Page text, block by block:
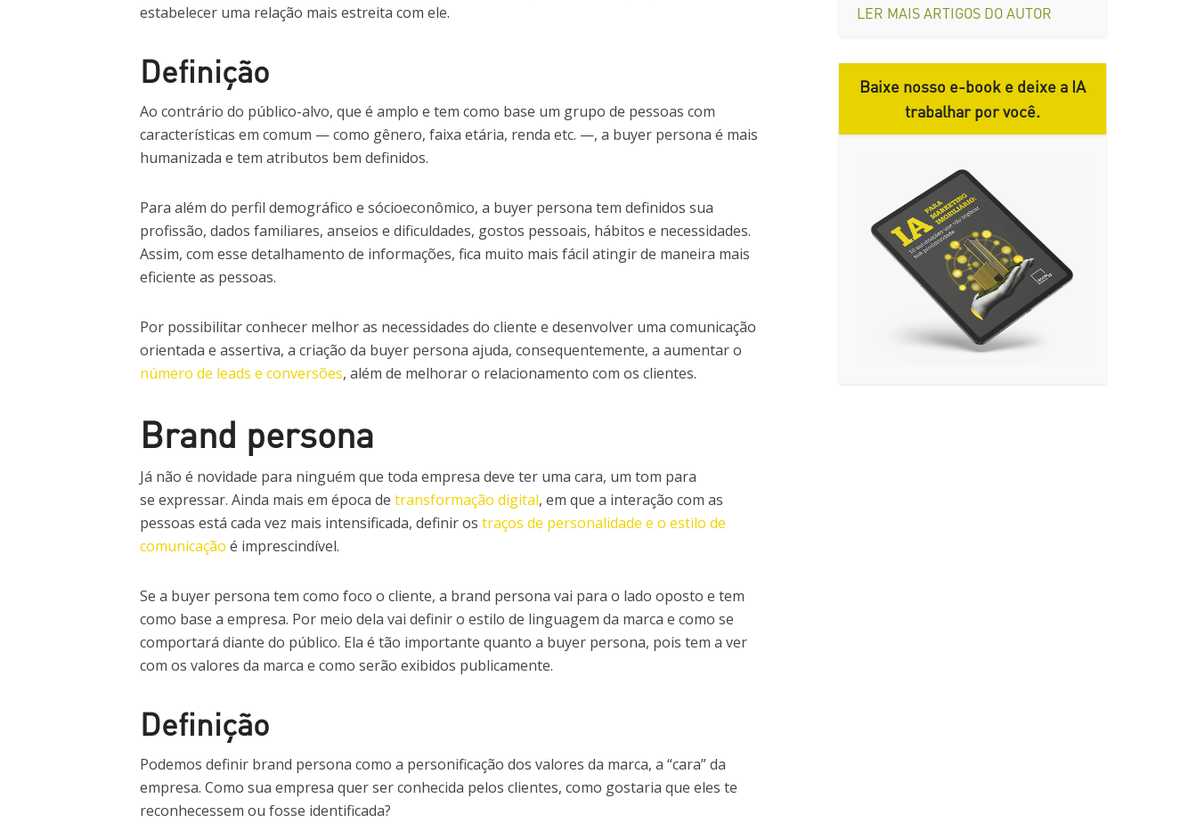
estabelecer uma relação mais estreita com ele.
Definição
Ao contrário do público-alvo, que é amplo e tem como base um grupo de pessoas com
características em comum — como gênero, faixa etária, renda etc. —, a buyer persona é mais
humanizada e tem atributos bem definidos.
Para além do perfil demográfico e sócioeconômico, a buyer persona tem definidos sua
profissão, dados familiares, anseios e dificuldades, gostos pessoais, hábitos e necessidades.
Assim, com esse detalhamento de informações, fica muito mais fácil atingir de maneira mais
eficiente as pessoas.
Por possibilitar conhecer melhor as necessidades do cliente e desenvolver uma comunicação
orientada e assertiva, a criação da buyer persona ajuda, consequentemente, a aumentar o
número de leads e conversões, além de melhorar o relacionamento com os clientes.
Brand persona
Já não é novidade para ninguém que toda empresa deve ter uma cara, um tom para
se expressar. Ainda mais em época de transformação digital, em que a interação com as
pessoas está cada vez mais intensificada, definir os traços de personalidade e o estilo de
comunicação é imprescindível.
Se a buyer persona tem como foco o cliente, a brand persona vai para o lado oposto e tem
como base a empresa. Por meio dela vai definir o estilo de linguagem da marca e como se
comportará diante do público. Ela é tão importante quanto a buyer persona, pois tem a ver
com os valores da marca e como serão exibidos publicamente.
Definição
Podemos definir brand persona como a personificação dos valores da marca, a “cara” da
empresa. Como sua empresa quer ser conhecida pelos clientes, como gostaria que eles te
reconhecessem ou fosse identificada?
LER MAIS ARTIGOS DO AUTOR
Baixe nosso e-book e deixe a IA
trabalhar por você.